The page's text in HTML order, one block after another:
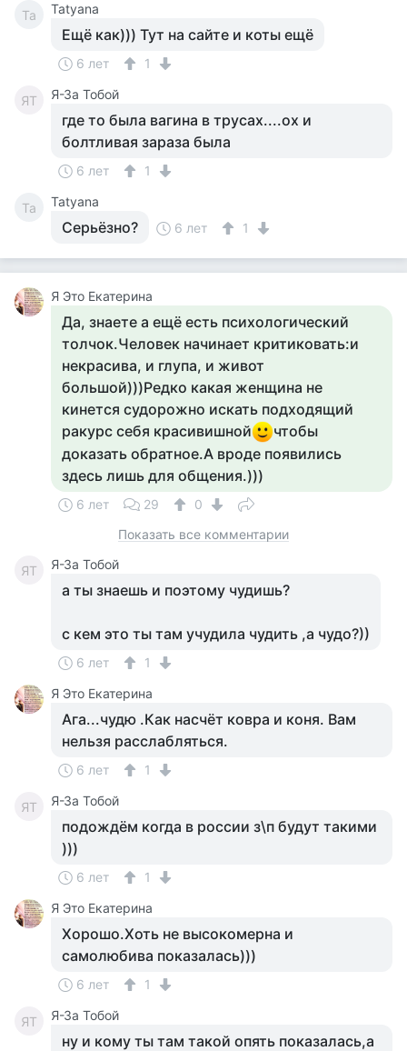
Ta Tatyana
Ещё как))) Тут на сайте и коты ещё
6 лет 1
ЯТ Я-За Тобой
где то была вагина в трусах....ох и
болтливая зараза была
6 лет 1
Ta Tatyana
Серьёзно? 6 лет 1
Я Это Екатерина
Да, знаете а ещё есть психологический
толчок.Человек начинает критиковать:и
некрасива, и глупа, и живот
большой)))Редко какая женщина не
кинется судорожно искать подходящий
ракурс себя красивишной
чтобы
доказать обратное.А вроде появились
здесь лишь для общения.)))
6 лет 29
0
Показать все комментарии
ЯТ Я-За Тобой
а ты знаешь и поэтому чудишь?
с кем это ты там учудила чудить ,а чудо?))
6 лет
1
Я Это Екатерина
Ага...чудю .Как насчёт ковра и коня. Вам
нельзя расслабляться.
6 лет 1
ЯТ Я-За Тобой
подождём когда в россии з\п будут такими
)))
6 лет
1
Я Это Екатерина
Хорошо.Хоть не высокомерна и
самолюбива показалась)))
6 лет 1
ЯТ Я-За Тобой
ну и кому ты там такой опять показалась,а